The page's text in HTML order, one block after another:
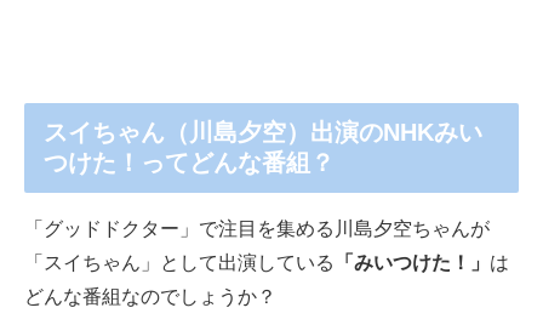
スイちゃん（川島夕空）出演のNHKみい
つけた！ってどんな番組？
「グッドドクター」で注目を集める川島夕空ちゃんが
「スイちゃん」として出演している
「みいつけた！」 は
どんな番組なのでしょうか？